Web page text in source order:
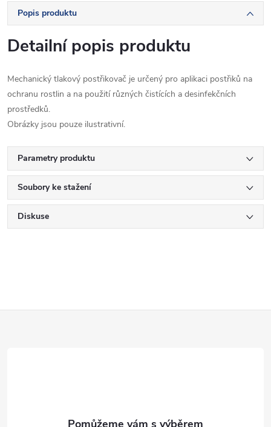
Popis produktu
Detailní popis produktu
Mechanický tlakový postřikovač je určený pro aplikaci postřiků na
ochranu rostlin a na použití různých čistících a desinfekčních
prostředků.
Obrázky jsou pouze ilustrativní.
Parametry produktu
Soubory ke stažení
Diskuse